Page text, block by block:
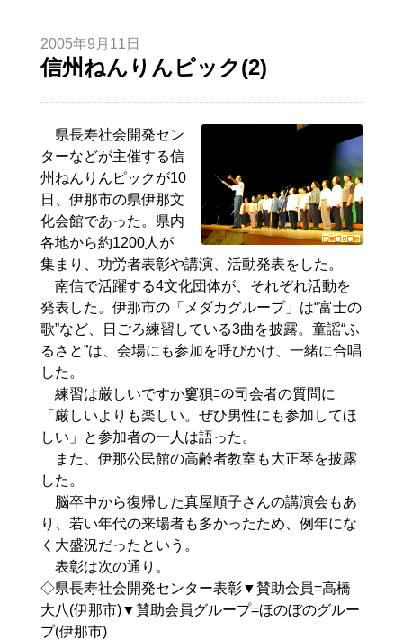
2005年9月11日
信州ねんりんピック(2)
県長寿社会開発セン
ターなどが主催する信
州ねんりんピックが10
日、伊那市の県伊那文
化会館であった。県内
各地から約1200人が
集まり、功労者表彰や講演、活動発表をした。
南信で活躍する4文化団体が、それぞれ活動を
発表した。伊那市の「メダカグループ」は“富士の
歌”など、日ごろ練習している3曲を披露。童謡“ふ
るさと”は、会場にも参加を呼びかけ、一緒に合唱
した。
練習は厳しいですか窶狽ﾆの司会者の質問に
「厳しいよりも楽しい。ぜひ男性にも参加してほ
しい」と参加者の一人は語った。
また、伊那公民館の高齢者教室も大正琴を披露
した。
脳卒中から復帰した真屋順子さんの講演会もあ
り、若い年代の来場者も多かったため、例年にな
く大盛況だったという。
表彰は次の通り。
◇県長寿社会開発センター表彰▼賛助会員=高橋
大八(伊那市)▼賛助会員グループ=ほのぼのグルー
プ(伊那市)